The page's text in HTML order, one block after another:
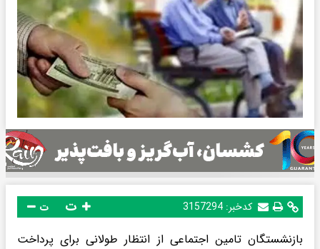
کدخبر: 3157294 ت
بازنشستگان تامین اجتماعی از انتظار طولانی برای پرداخت